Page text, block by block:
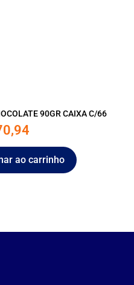
90GR CAIXA C/66
ao carrinho